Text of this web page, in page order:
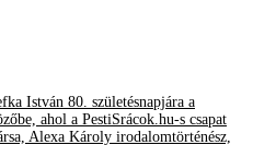
István 80. születésnapjára a
ahol a PestiSrácok.hu-s csapat
Alexa Károly irodalomtörténész,